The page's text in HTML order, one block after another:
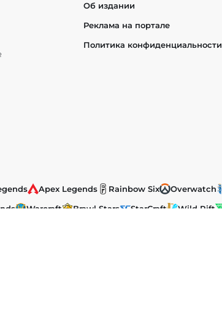
Об издании
Реклама на портале
Политика конфиденциальности
Apex Legends Rainbow Six Overwatch
Warcraft Brawl Stars StarCraft Wild Rift